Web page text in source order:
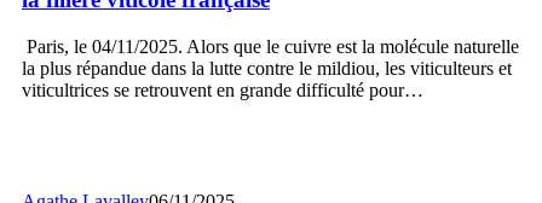
de
à
base
de
Paris, le 04/11/2025. Alors que le cuivre est la molécule naturelle
la plus répandue dans la lutte contre le mildiou, les viticulteurs et
viticultrices se retrouvent en grande difficulté pour…